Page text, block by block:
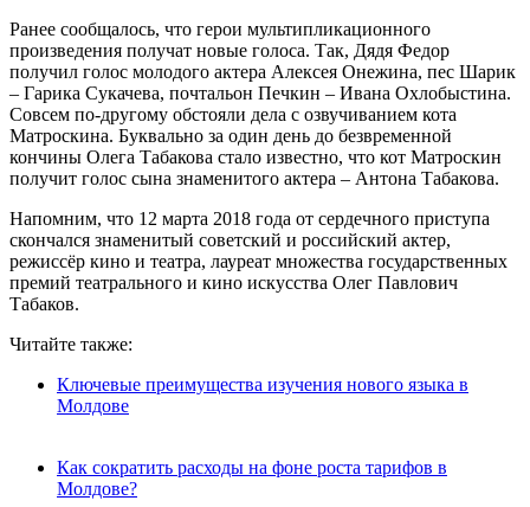
Ранее сообщалось, что герои мультипликационного
произведения получат новые голоса. Так, Дядя Федор
получил голос молодого актера Алексея Онежина, пес Шарик
– Гарика Сукачева, почтальон Печкин – Ивана Охлобыстина.
Совсем по-другому обстояли дела с озвучиванием кота
Матроскина. Буквально за один день до безвременной
кончины Олега Табакова стало известно, что кот Матроскин
получит голос сына знаменитого актера – Антона Табакова.
Напомним, что 12 марта 2018 года от сердечного приступа
скончался знаменитый советский и российский актер,
режиссёр кино и театра, лауреат множества государственных
премий театрального и кино искусства Олег Павлович
Табаков.
Читайте также:
Ключевые преимущества изучения нового языка в
Молдове
Как сократить расходы на фоне роста тарифов в
Молдове?